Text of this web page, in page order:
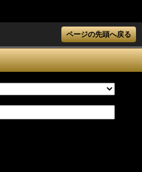
ページの先頭へ戻る